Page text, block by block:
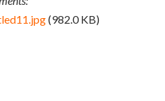
(982.0 KB)